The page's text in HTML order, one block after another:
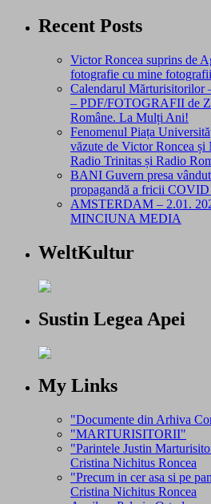
Recent Posts
Victor Roncea suprins de
fotografie cu mine
Calendarul Mărturisitorilor
– PDF/FOTOGRAFII de
Române. La Mulți Ani!
Fenomenul Piața
văzute de Victor Roncea
Radio Trinitas și Radio
BANI Guvern presa
propagandă a fricii
AMSTERDAM – 2.01.
MINCIUNA MEDIA
WeltKultur
Sustin Legea Apei
My Links
"Documente din Arhiva
"MARTURISITORII"
"Parintele Justin
Cristina Nichitus Roncea
"Precum in cer asa si pe
Cristina Nichitus Roncea